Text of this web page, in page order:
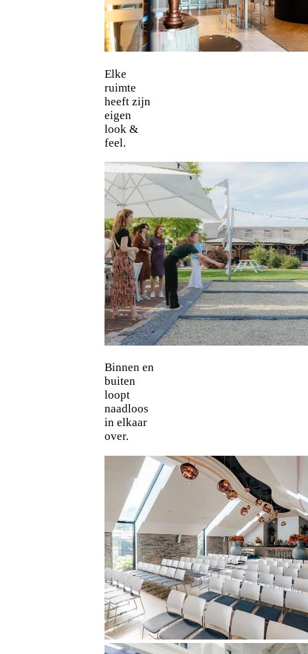
Elke
ruimte
heeft zijn
eigen
look &
feel.
Binnen en
buiten
loopt
naadloos
in elkaar
over.